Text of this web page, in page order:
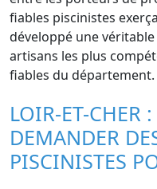
fiables piscinistes
développé une
artisans les plus
fiables du département.
LOIR-ET-CHER
DEMANDER
PISCINISTES